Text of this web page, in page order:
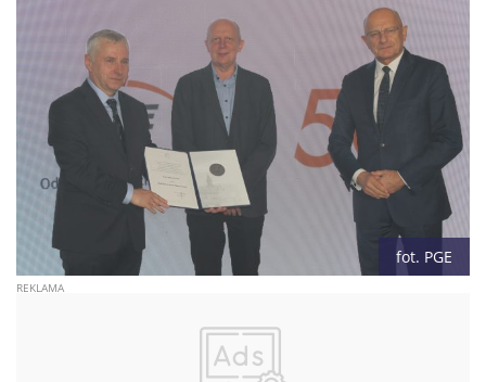
fot. PGE